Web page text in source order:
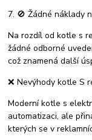
7. 🚫 Žádné náklady
Na rozdíl od kotle s
žádné odborné
což znamená další
❌ Nevýhody kotle S
Moderní kotle s
automatizaci, ale
kterých se v